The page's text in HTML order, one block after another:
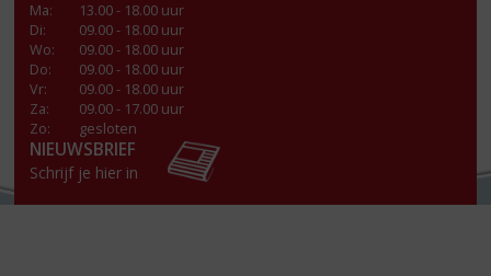
Ma:
13.00 - 18.00 uur
Di:
09.00 - 18.00 uur
Wo:
09.00 - 18.00 uur
Do:
09.00 - 18.00 uur
Vr:
09.00 - 18.00 uur
Za:
09.00 - 17.00 uur
Zo:
gesloten
NIEUWSBRIEF
Schrijf je hier in